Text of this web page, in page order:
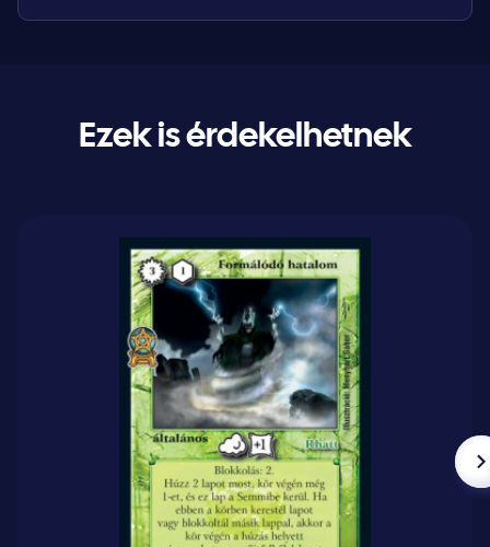
Ezek is érdekelhetnek